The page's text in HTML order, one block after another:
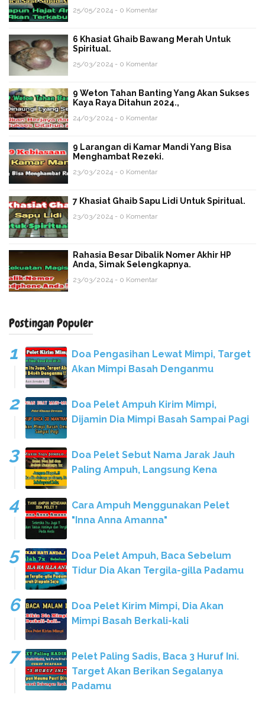
25/05/2024 - 0 Komentar
6 Khasiat Ghaib Bawang Merah Untuk
Spiritual.
25/03/2024 - 0 Komentar
9 Weton Tahan Banting Yang Akan Sukses
Kaya Raya Ditahun 2024.,
24/03/2024 - 0 Komentar
9 Larangan di Kamar Mandi Yang Bisa
Menghambat Rezeki.
23/03/2024 - 0 Komentar
7 Khasiat Ghaib Sapu Lidi Untuk Spiritual.
23/03/2024 - 0 Komentar
Rahasia Besar Dibalik Nomer Akhir HP
Anda, Simak Selengkapnya.
23/03/2024 - 0 Komentar
Postingan Populer
Doa Pengasihan Lewat Mimpi, Target
Akan Mimpi Basah Denganmu
Doa Pelet Ampuh Kirim Mimpi,
Dijamin Dia Mimpi Basah Sampai Pagi
Doa Pelet Sebut Nama Jarak Jauh
Paling Ampuh, Langsung Kena
Cara Ampuh Menggunakan Pelet
"Inna Anna Amanna"
Doa Pelet Ampuh, Baca Sebelum
Tidur Dia Akan Tergila-gilla Padamu
Doa Pelet Kirim Mimpi, Dia Akan
Mimpi Basah Berkali-kali
Pelet Paling Sadis, Baca 3 Huruf Ini.
Target Akan Berikan Segalanya
Padamu